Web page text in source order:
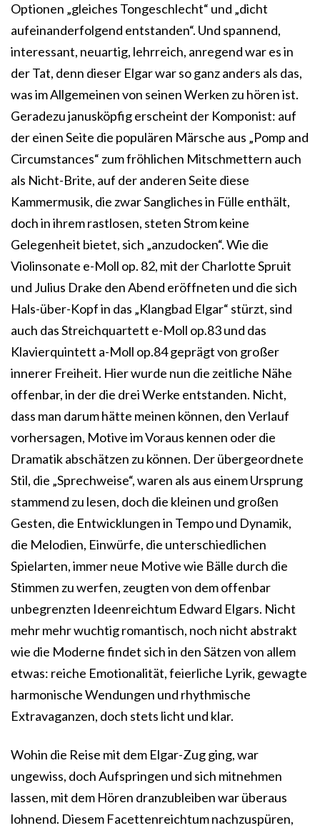
Optionen „gleiches Tongeschlecht“ und „dicht
aufeinanderfolgend entstanden“. Und spannend,
interessant, neuartig, lehrreich, anregend war es in
der Tat, denn dieser Elgar war so ganz anders als das,
was im Allgemeinen von seinen Werken zu hören ist.
Geradezu janusköpfig erscheint der Komponist: auf
der einen Seite die populären Märsche aus „Pomp and
Circumstances“ zum fröhlichen Mitschmettern auch
als Nicht-Brite, auf der anderen Seite diese
Kammermusik, die zwar Sangliches in Fülle enthält,
doch in ihrem rastlosen, steten Strom keine
Gelegenheit bietet, sich „anzudocken“. Wie die
Violinsonate e-Moll op. 82, mit der Charlotte Spruit
und Julius Drake den Abend eröffneten und die sich
Hals-über-Kopf in das „Klangbad Elgar“ stürzt, sind
auch das Streichquartett e-Moll op.83 und das
Klavierquintett a-Moll op.84 geprägt von großer
innerer Freiheit. Hier wurde nun die zeitliche Nähe
offenbar, in der die drei Werke entstanden. Nicht,
dass man darum hätte meinen können, den Verlauf
vorhersagen, Motive im Voraus kennen oder die
Dramatik abschätzen zu können. Der übergeordnete
Stil, die „Sprechweise“, waren als aus einem Ursprung
stammend zu lesen, doch die kleinen und großen
Gesten, die Entwicklungen in Tempo und Dynamik,
die Melodien, Einwürfe, die unterschiedlichen
Spielarten, immer neue Motive wie Bälle durch die
Stimmen zu werfen, zeugten von dem offenbar
unbegrenzten Ideenreichtum Edward Elgars. Nicht
mehr mehr wuchtig romantisch, noch nicht abstrakt
wie die Moderne findet sich in den Sätzen von allem
etwas: reiche Emotionalität, feierliche Lyrik, gewagte
harmonische Wendungen und rhythmische
Extravaganzen, doch stets licht und klar.
Wohin die Reise mit dem Elgar-Zug ging, war
ungewiss, doch Aufspringen und sich mitnehmen
lassen, mit dem Hören dranzubleiben war überaus
lohnend. Diesem Facettenreichtum nachzuspüren,